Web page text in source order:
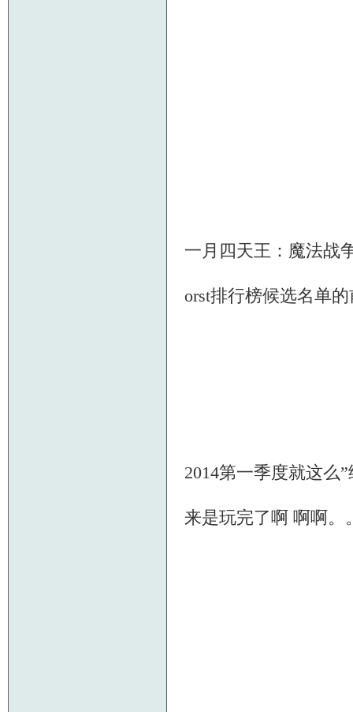
一月四天王：魔法战
orst排行榜候选名单
2014第一季度就这么
来是玩完了啊 啊啊